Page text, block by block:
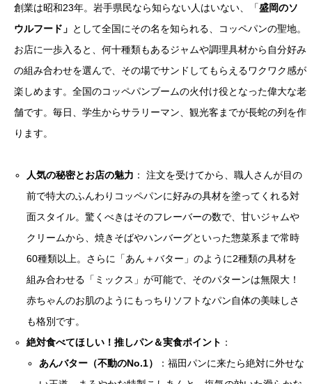
創業は昭和23年。岩手県民なら知らない人はいない、「盛岡のソ
ウルフード」 として全国にその名を知られる、コッペパンの聖地。
お店に一歩入ると、何十種類もあるジャムや調理具材から自分好み
の組み合わせを選んで、その場でサンドしてもらえるワクワク感が
楽しめます。全国のコッペパンブームの火付け役となった偉大な老
舗です。毎日、学生からサラリーマン、観光客までが長蛇の列を作
ります。
人気の秘密とお店の魅力 ： 注文を受けてから、職人さんが目の
前で特大のふんわりコッペパンに好みの具材を塗ってくれる対
面スタイル。驚くべきはそのフレーバーの数で、甘いジャムや
クリームから、焼きそばやハンバーグといった惣菜系まで常時
60種類以上。さらに「あん＋バター」のように2種類の具材を
組み合わせる「ミックス」が可能で、そのパターンは無限大！
赤ちゃんのお肌のようにもっちりソフトなパン自体の美味しさ
も格別です。
絶対食べてほしい！推しパン＆実食ポイント ：
あんバター（不動のNo.1）
：福田パンに来たら絶対に外せな